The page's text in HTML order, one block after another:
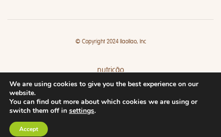
© Copyright 2024 llaollao, Inc
nutrição
lojas
We are using cookies to give you the best experience on our
website.
You can find out more about which cookies we are using or
switch them off in settings.
Accept